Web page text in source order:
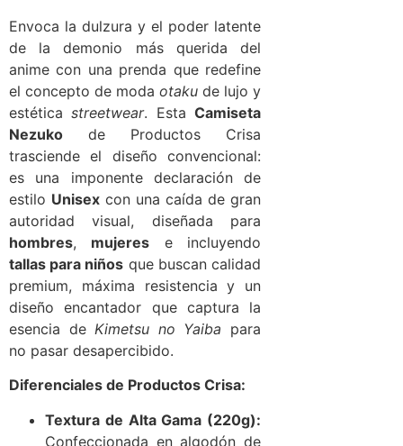
Envoca la dulzura y el poder latente
de la demonio más querida del
anime con una prenda que redefine
el concepto de moda otaku de lujo y
estéticastreetwear. EstaCamiseta
Nezuko de Productos Crisa
trasciende el diseño convencional:
es una imponente declaración de
estilo Unisex con una caída de gran
autoridad visual, diseñada para
hombres, mujeres e incluyendo
tallas para niños que buscan calidad
premium, máxima resistencia y un
diseño encantador que captura la
esencia de Kimetsu no Yaiba para
no pasar desapercibido.
Diferenciales de Productos Crisa:
Textura de Alta Gama (220g):
Confeccionada en algodón de